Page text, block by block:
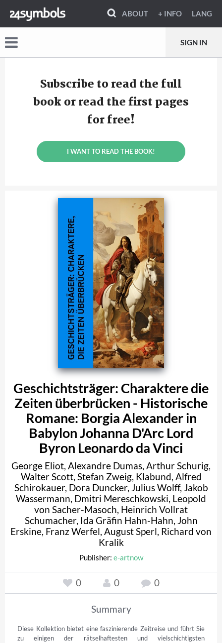
ABOUT + INFO LANG
SIGN IN
Subscribe to read the full
book or read the first pages
for free!
I WANT TO READ THE BOOK!
Geschichtsträger: Charaktere die
Zeiten überbrücken - Historische
Romane: Borgia Alexander in
Babylon Johanna D'Arc Lord
Byron Leonardo da Vinci
George Eliot, Alexandre Dumas, Arthur Schurig,
Walter Scott, Stefan Zweig, Klabund, Alfred
Schirokauer, Dora Duncker, Julius Wolff, Jakob
Wassermann, Dmitri Mereschkowski, Leopold
von Sacher-Masoch, Heinrich Vollrat
Schumacher, Ida Gräfin Hahn-Hahn, John
Erskine, Franz Werfel, August Sperl, Richard von
Kralik
Publisher: e-artnow
0 0 0
Summary
Diese Kollektion bietet eine faszinierende Zeitreise und führt Sie
zu einigen der rätselhaftesten und vielschichtigsten